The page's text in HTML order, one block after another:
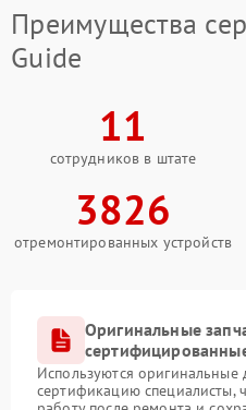
Преимущества
Guide
11
сотрудников в штате
3826
отремонтированных устройств
Оригинальные
Используются
сертификацию специалисты,